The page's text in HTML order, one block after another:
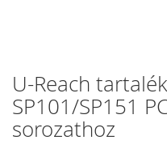
U-Reach
SP101/SP151
sorozathoz
Ugrás
a
képgaléria
elejére